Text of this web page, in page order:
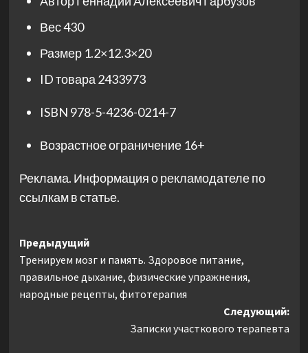
Вес430
Размер 1.2×12.3×20
ID товара 2433973
ISBN 978-5-4236-0214-7
Возрастное ограничение 16+
Реклама. Информация о рекламодателе по
ссылкам в статье.
Навигация
записи
Предыдущий
Тренируем мозг и память. Здоровое питание,
правильное дыхание, физические упражнения,
народные рецепты, фитотерапия
Следующий:
Записки участкового терапевта